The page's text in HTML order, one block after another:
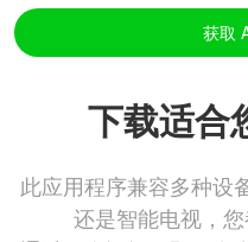
获取
下载适合
此应用程序兼容多种设
还是智能电视，您